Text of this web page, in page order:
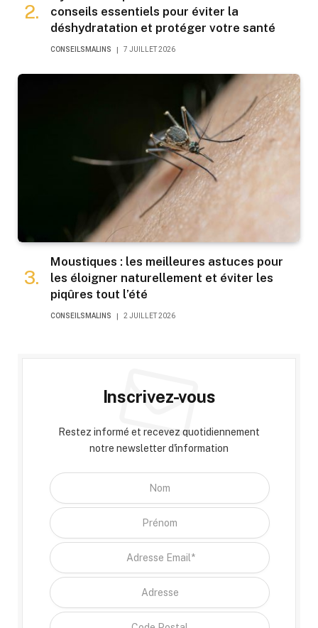
conseils essentiels pour éviter la
déshydratation et protéger votre santé
CONSEILSMALINS 7 JUILLET 2026
Moustiques : les meilleures astuces pour
les éloigner naturellement et éviter les
piqûres tout l’été
CONSEILSMALINS 2 JUILLET 2026
Inscrivez-vous
Restez informé et recevez quotidiennement
notre newsletter d'information